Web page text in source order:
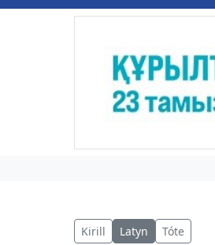
Kirill Latyn Tóte